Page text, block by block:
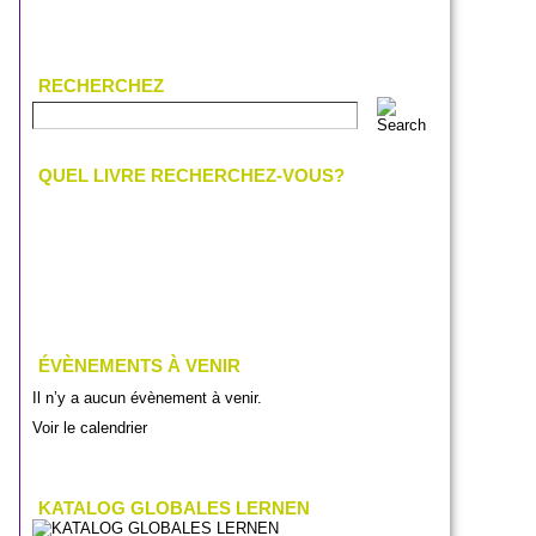
RECHERCHEZ
QUEL LIVRE RECHERCHEZ-VOUS?
ÉVÈNEMENTS À VENIR
Il n’y a aucun évènement à venir.
Voir le calendrier
KATALOG GLOBALES LERNEN